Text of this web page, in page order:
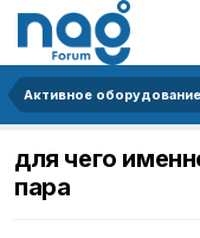
для чего
пара